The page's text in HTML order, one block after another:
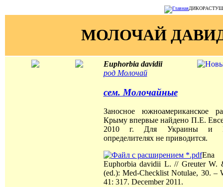
МОЛОЧАЙ
Euphorbia davidii
род Молочай
сем. Молочайные
Заносное южноамериканское
Крыму впервые найдено П.Е.
2010 г. Для Украины и
определителях не приводится.
Euphorbia davidii L. // Greuter W.
(ed.): Med-Checklist Notulae, 30. –
41: 317. December 2011.